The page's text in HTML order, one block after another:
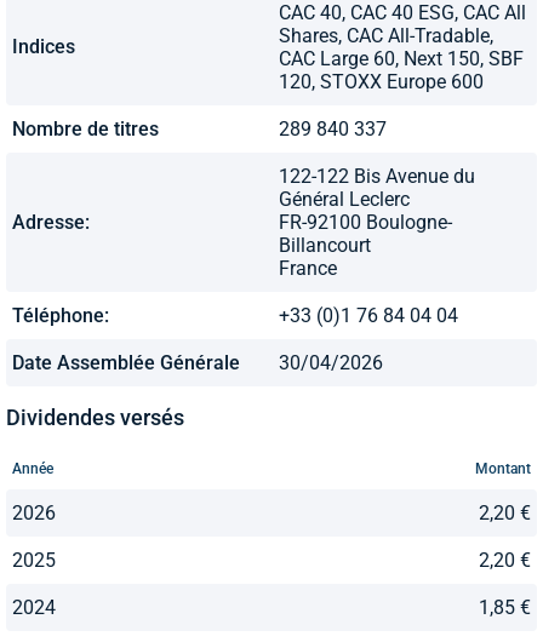
Indices
CAC 40, CAC 40 ESG, CAC All
Shares, CAC All-Tradable,
CAC Large 60, Next 150, SBF
120, STOXX Europe 600
Nombre de titres 289 840 337
Adresse:
122-122 Bis Avenue du
Général Leclerc
FR-92100 Boulogne-
Billancourt
France
Téléphone: +33 (0)1 76 84 04 04
Date Assemblée Générale 30/04/2026
Dividendes versés
Année Montant
2026 2,20 €
2025 2,20 €
2024 1,85 €